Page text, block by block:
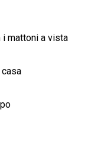
i mattoni a vista